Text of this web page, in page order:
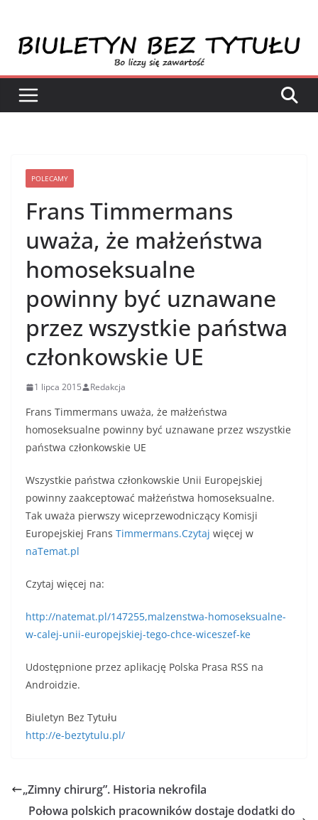
treści
POLECAMY
Frans Timmermans
uważa, że małżeństwa
homoseksualne
powinny być uznawane
przez wszystkie państwa
członkowskie UE
1 lipca 2015 Redakcja
Frans Timmermans uważa, że małżeństwa
homoseksualne powinny być uznawane przez wszystkie
państwa członkowskie UE
Wszystkie państwa członkowskie Unii Europejskiej
powinny zaakceptować małżeństwa homoseksualne.
Tak uważa pierwszy wiceprzewodniczący Komisji
Europejskiej Frans Timmermans.Czytaj więcej w
naTemat.pl
Czytaj więcej na:
http://natemat.pl/147255,malzenstwa-homoseksualne-
w-calej-unii-europejskiej-tego-chce-wiceszef-ke
Udostępnione przez aplikację Polska Prasa RSS na
Androidzie.
Biuletyn Bez Tytułu
http://e-beztytulu.pl/
„Zimny chirurg”. Historia nekrofila
Połowa polskich pracowników dostaje dodatki do